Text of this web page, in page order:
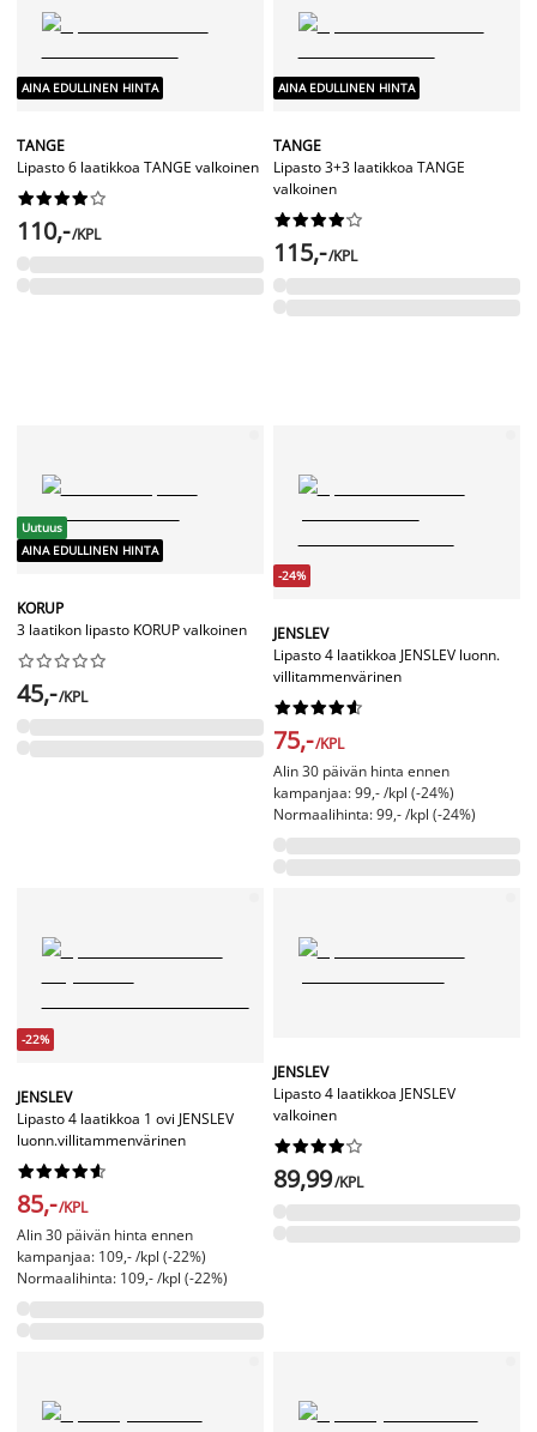
AINA EDULLINEN HINTA
TANGE
Lipasto 6 laatikkoa TANGE valkoinen






110,-/KPL
AINA EDULLINEN HINTA
TANGE
Lipasto 3+3 laatikkoa TANGE
valkoinen






115,-/KPL
Uutuus
AINA EDULLINEN HINTA
KORUP
3 laatikon lipasto KORUP valkoinen






45,-/KPL
-24%
JENSLEV
Lipasto 4 laatikkoa JENSLEV luonn.
villitammenvärinen






75,-/KPL
Alin 30 päivän hinta ennen
kampanjaa: 99,- /kpl (-24%)
Normaalihinta: 99,- /kpl (-24%)
-22%
JENSLEV
Lipasto 4 laatikkoa 1 ovi JENSLEV
luonn.villitammenvärinen






85,-/KPL
Alin 30 päivän hinta ennen
kampanjaa: 109,- /kpl (-22%)
Normaalihinta: 109,- /kpl (-22%)
JENSLEV
Lipasto 4 laatikkoa JENSLEV
valkoinen






89,99/KPL